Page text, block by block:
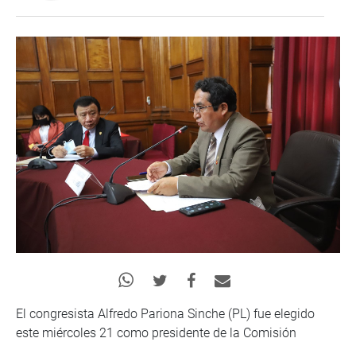
El congresista Alfredo Pariona Sinche (PL) fue elegido
este miércoles 21 como presidente de la Comisión